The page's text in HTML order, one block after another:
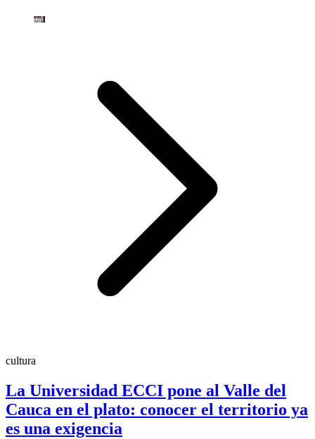
cultura
La Universidad ECCI pone al Valle del
Cauca en el plato: conocer el territorio ya
es una exigencia